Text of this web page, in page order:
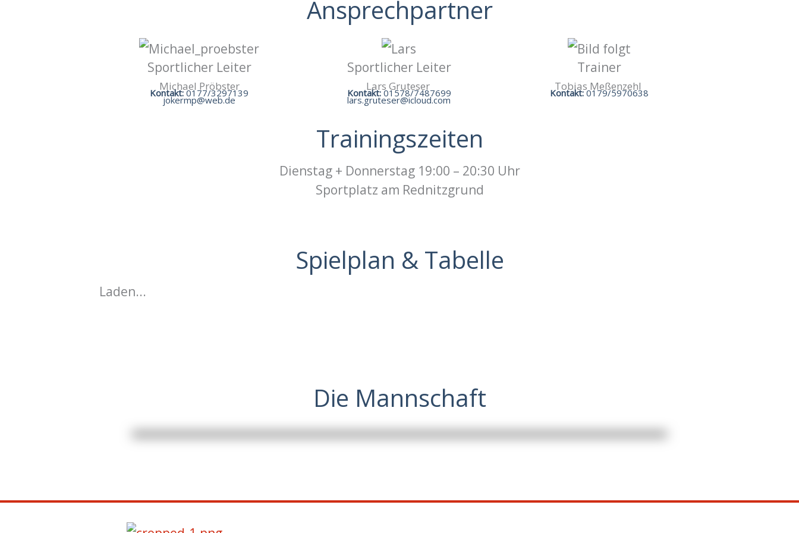
Ansprechpartner
Sportlicher Leiter
Michael Pröbster
Kontakt:0177/3297139
jokermp@web.de
Sportlicher Leiter
Lars Gruteser
Kontakt:01578/7487699
lars.gruteser@icloud.com
Trainer
Tobias Meßenzehl
Kontakt:0179/5970638‬
Trainingszeiten
Dienstag + Donnerstag 19:00 – 20:30 Uhr
Sportplatz am Rednitzgrund
Spielplan & Tabelle
Laden...
Die Mannschaft